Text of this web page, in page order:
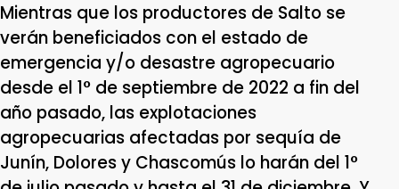
Mientras que los productores de Salto se
verán beneficiados con el estado de
emergencia y/o desastre agropecuario
desde el 1° de septiembre de 2022 a fin del
año pasado, las explotaciones
agropecuarias afectadas por sequía de
Junín, Dolores y Chascomús lo harán del 1°